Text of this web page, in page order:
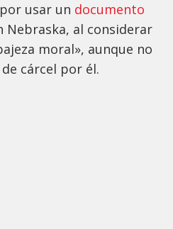
usar un documento
Nebraska, al considerar
moral», aunque no
cárcel por él.